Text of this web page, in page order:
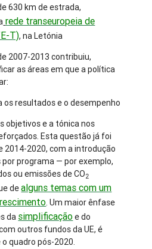
630 km de estrada,
rede transeuropeia de
T), na Letónia
2007-2013 contribuiu,
as áreas em que a política
os resultados e o desempenho
objetivos e a tónica nos
Esta questão já foi
2014-2020, com a introdução
programa — por exemplo,
ou emissões de CO2
dealguns temas com um
. Um maior ênfase
da simplificaçãoe do
outros fundos da UE, é
quadro pós-2020.